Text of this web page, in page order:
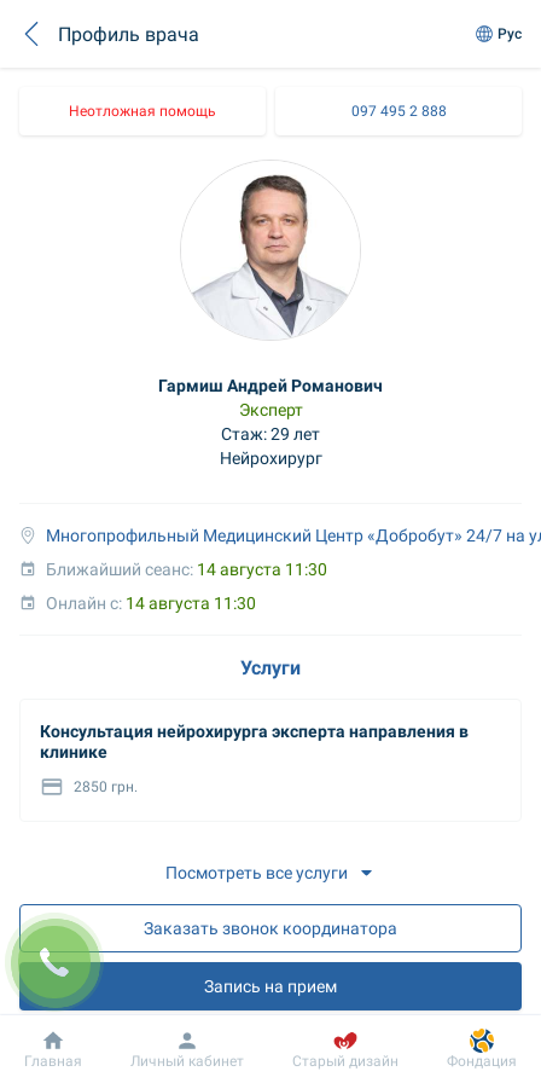
Профиль врача Рус
Неотложная помощь 097 495 2 888
Гармиш Андрей Романович
Эксперт
Стаж: 29 лет
Нейрохирург
Многопрофильный Медицинский Центр «Добробут» 24/7 на
Ближайший сеанс: 14 августа 11:30
Онлайн с: 14 августа 11:30
Услуги
Консультация нейрохирурга эксперта направления в
клинике
2850 грн.
Посмотреть все услуги
Заказать звонок координатора
Запись на прием
Запись на онлайн разъяснения
Добробут Информация Пациенту
Главная Личный кабинет Старый дизайн Фондация